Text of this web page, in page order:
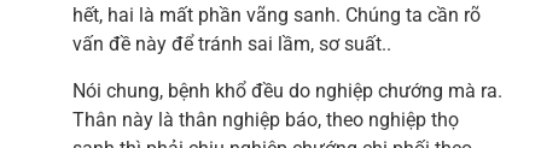
hết, hai là mất phần vãng sanh. Chúng ta cần rõ
vấn đề này để tránh sai lầm, sơ suất..
Nói chung, bệnh khổ đều do nghiệp chướng mà ra.
Thân này là thân nghiệp báo, theo nghiệp thọ